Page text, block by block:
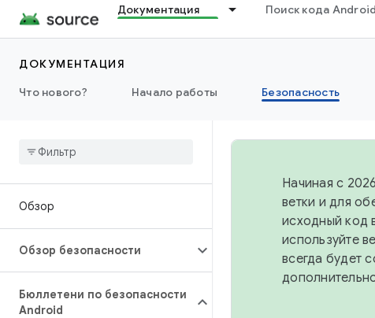
Документация Поиск кода Android
ДОКУМЕНТАЦИЯ
Что нового?
Начало работы Безопасность
Обзор
Обзор безопасности
Бюллетени по безопасности
Android
Начиная с
ветки и для
исходный код
используйте
всегда будет